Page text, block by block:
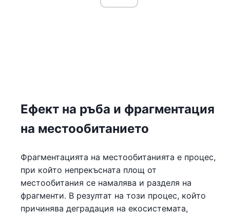
Ефект на ръба и фрагментация
на местообитанието
Фрагментацията на местообитанията е процес,
при който непрекъсната площ от
местообитания се намалява и разделя на
фрагменти. В резултат на този процес, който
причинява деградация на екосистемата,